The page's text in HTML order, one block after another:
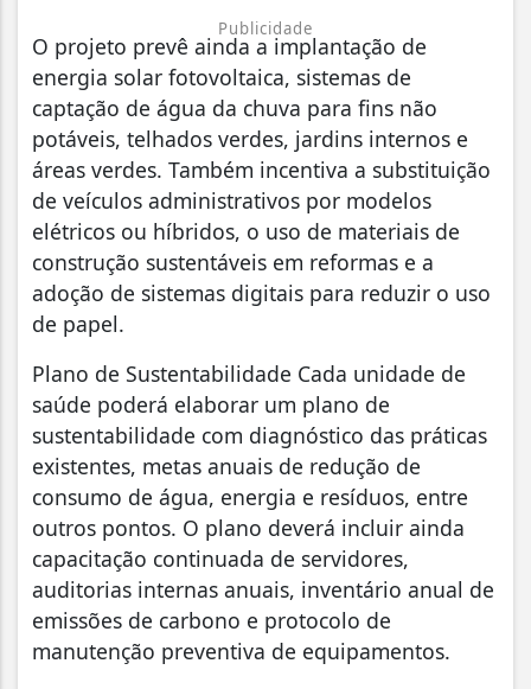
Publicidade
O projeto prevê ainda a implantação de
energia solar fotovoltaica, sistemas de
captação de água da chuva para fins não
potáveis, telhados verdes, jardins internos e
áreas verdes. Também incentiva a substituição
de veículos administrativos por modelos
elétricos ou híbridos, o uso de materiais de
construção sustentáveis em reformas e a
adoção de sistemas digitais para reduzir o uso
de papel.
Plano de Sustentabilidade Cada unidade de
saúde poderá elaborar um plano de
sustentabilidade com diagnóstico das práticas
existentes, metas anuais de redução de
consumo de água, energia e resíduos, entre
outros pontos. O plano deverá incluir ainda
capacitação continuada de servidores,
auditorias internas anuais, inventário anual de
emissões de carbono e protocolo de
manutenção preventiva de equipamentos.